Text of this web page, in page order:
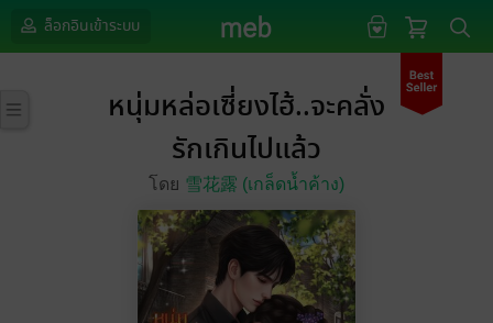
ล็อกอินเข้าระบบ
หนุ่มหล่อเซี่ยงไฮ้..จะคลั่ง
รักเกินไปแล้ว
โดย 雪花露 (เกล็ดน้ำค้าง)